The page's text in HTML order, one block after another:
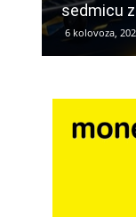
sedmicu
6 kolovoza,